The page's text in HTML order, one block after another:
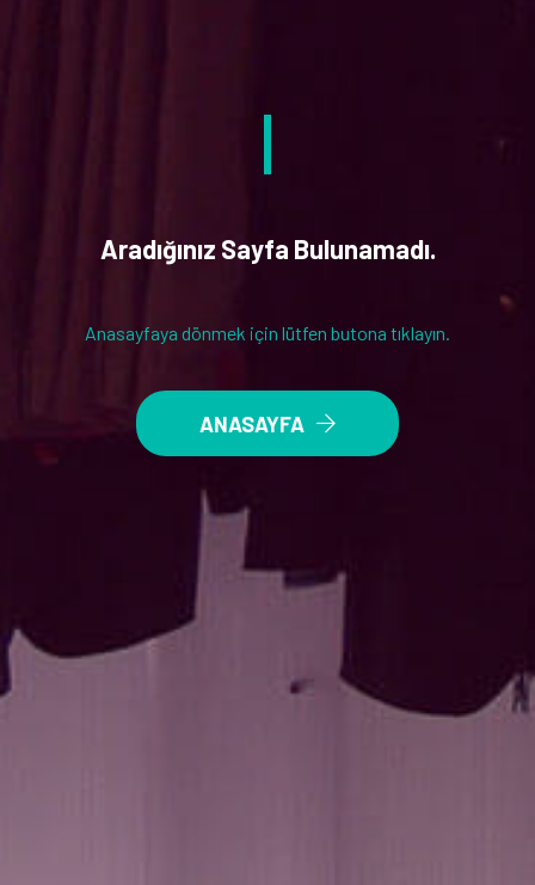
Aradığınız Sayfa Bulunamadı.
Anasayfaya dönmek için lütfen butona tıklayın.
ANASAYFA